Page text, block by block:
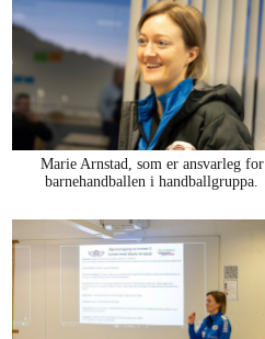
Marie Arnstad, som er ansvarleg for
barnehandballen i handballgruppa.